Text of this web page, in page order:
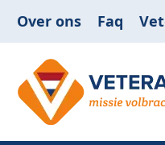
Over ons Faq